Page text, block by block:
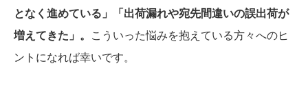
となく進めている」「出荷漏れや宛先間違いの誤出荷が
増えてきた」。 こういった悩みを抱えている方々へのヒ
ントになれば幸いです。